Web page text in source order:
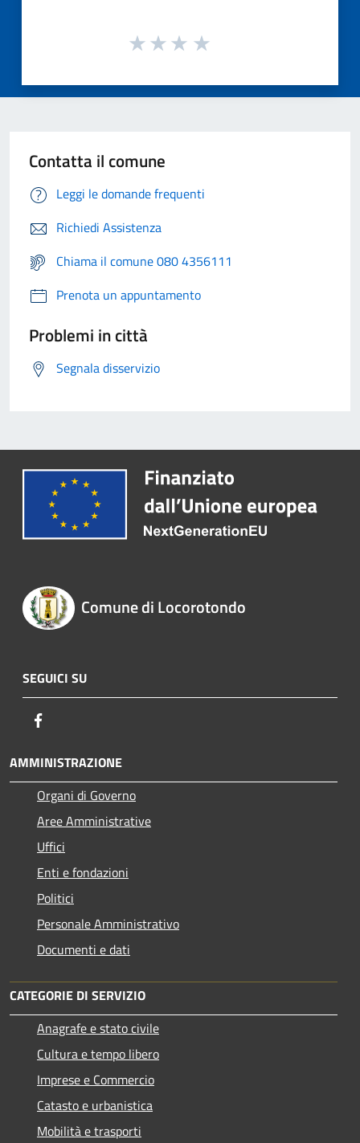
Contatta il comune
Leggi le domande frequenti
Richiedi Assistenza
Chiama il comune 080 4356111
Prenota un appuntamento
Problemi in città
Segnala disservizio
Comune di Locorotondo
SEGUICI SU
AMMINISTRAZIONE
Organi di Governo
Aree Amministrative
Uffici
Enti e fondazioni
Politici
Personale Amministrativo
Documenti e dati
CATEGORIE DI SERVIZIO
Anagrafe e stato civile
Cultura e tempo libero
Imprese e Commercio
Catasto e urbanistica
Mobilità e trasporti